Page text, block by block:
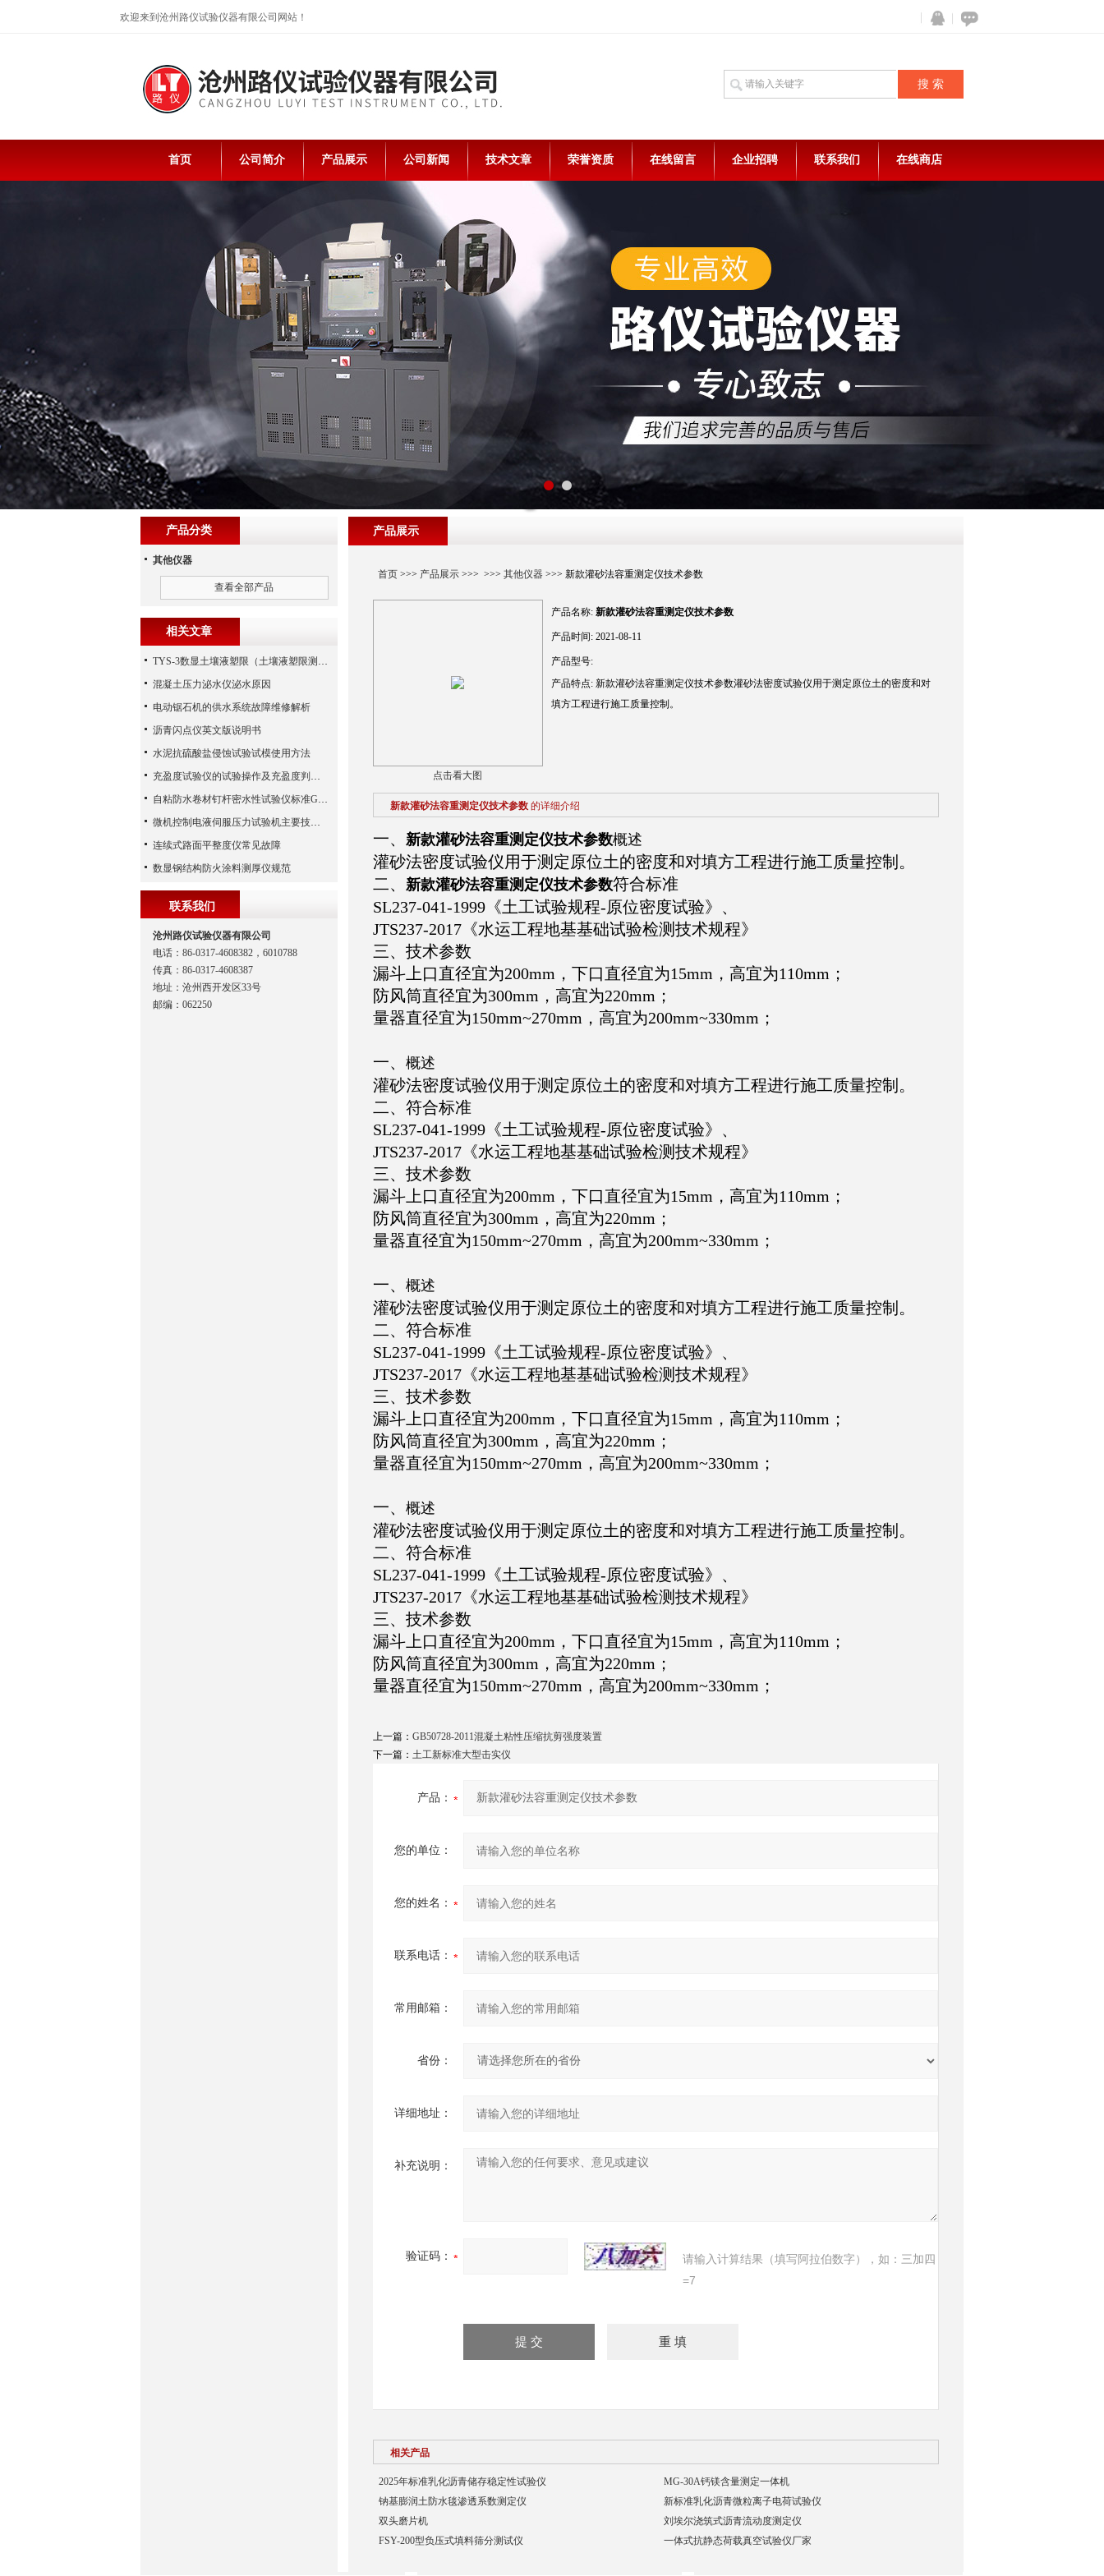
欢迎来到沧州路仪试验仪器有限公司网站！
在线咨
QQ
首页 公司简介 产品展示 公司新闻 技术文章 荣誉资质 在线留言 企业招聘 联系我们 在线商店
产品展示
首页>>> 产品展示>>> >>> 其他仪器>>> 新款灌砂法容重测定仪技术参数
点击看大图
产品名称: 新款灌砂法容重测定仪技术参数
产品时间: 2021-08-11
产品型号:
产品特点: 新款灌砂法容重测定仪技术参数灌砂法密度试验仪用于测定原位土的密度和对
填方工程进行施工质量控制。
新款灌砂法容重测定仪技术参数 的详细介绍
一、 新款灌砂法容重测定仪技术参数概述
灌砂法密度试验仪用于测定原位土的密度和对填方工程进行施工质量控制。
二、 新款灌砂法容重测定仪技术参数符合标准
SL237-041-1999《土工试验规程-原位密度试验》、
JTS237-2017《水运工程地基基础试验检测技术规程》
三、技术参数
漏斗上口直径宜为200mm，下口直径宜为15mm，高宜为110mm；
防风筒直径宜为300mm，高宜为220mm；
量器直径宜为150mm~270mm，高宜为200mm~330mm；
一、 概述
灌砂法密度试验仪用于测定原位土的密度和对填方工程进行施工质量控制。
二、 符合标准
SL237-041-1999《土工试验规程-原位密度试验》、
JTS237-2017《水运工程地基基础试验检测技术规程》
三、技术参数
漏斗上口直径宜为200mm，下口直径宜为15mm，高宜为110mm；
防风筒直径宜为300mm，高宜为220mm；
量器直径宜为150mm~270mm，高宜为200mm~330mm；
一、 概述
灌砂法密度试验仪用于测定原位土的密度和对填方工程进行施工质量控制。
二、 符合标准
SL237-041-1999《土工试验规程-原位密度试验》、
JTS237-2017《水运工程地基基础试验检测技术规程》
三、技术参数
漏斗上口直径宜为200mm，下口直径宜为15mm，高宜为110mm；
防风筒直径宜为300mm，高宜为220mm；
量器直径宜为150mm~270mm，高宜为200mm~330mm；
一、 概述
灌砂法密度试验仪用于测定原位土的密度和对填方工程进行施工质量控制。
二、 符合标准
SL237-041-1999《土工试验规程-原位密度试验》、
JTS237-2017《水运工程地基基础试验检测技术规程》
三、技术参数
漏斗上口直径宜为200mm，下口直径宜为15mm，高宜为110mm；
防风筒直径宜为300mm，高宜为220mm；
量器直径宜为150mm~270mm，高宜为200mm~330mm；
上一篇： GB50728-2011混凝土粘性压缩抗剪强度装置
下一篇： 土工新标准大型击实仪
产品：
您的单位：
您的姓名：
联系电话：
常用邮箱：
省份：
详细地址：
补充说明：
验证码：
请输入计算结果（填写阿拉伯数字），如：三加四
=7
相关产品
2025年标准乳化沥青储存稳定性试验仪
MG-30A钙镁含量测定一体机
钠基膨润土防水毯渗透系数测定仪
新标准乳化沥青微粒离子电荷试验仪
双头磨片机
刘埃尔浇筑式沥青流动度测定仪
FSY-200型负压式填料筛分测试仪
一体式抗静态荷载真空试验仪厂家
产品分类
其他仪器
查看全部产品
相关文章
TYS-3数显土壤液塑限（土壤液塑限测定仪）规程
混凝土压力泌水仪泌水原因
电动锯石机的供水系统故障维修解析
沥青闪点仪英文版说明书
水泥抗硫酸盐侵蚀试验试模使用方法
充盈度试验仪的试验操作及充盈度判定说明
自粘防水卷材钉杆密水性试验仪标准GB23441-2009
微机控制电液伺服压力试验机主要技术规格
连续式路面平整度仪常见故障
数显钢结构防火涂料测厚仪规范
联系我们
沧州路仪试验仪器有限公司
电话：86-0317-4608382，6010788
传真：86-0317-4608387
地址：沧州西开发区33号
邮编：062250